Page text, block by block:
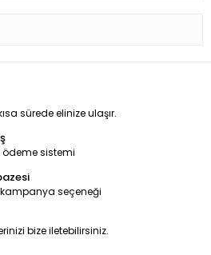
sürede elinize ulaşır.
ödeme sistemi
seçeneği
bize iletebilirsiniz.